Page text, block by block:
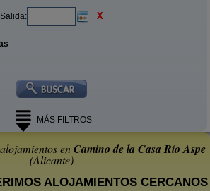
Salida: X
MÁS FILTROS
enCamino de la Casa Río Aspe
(Alicante)
ALOJAMIENTOS CERCANOS